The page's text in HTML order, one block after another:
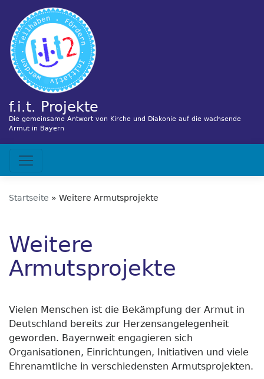
zum
Inhalt
f.i.t. Projekte
Die gemeinsame Antwort von Kirche und Diakonie auf die wachsende
Armut in Bayern
Hauptnavigation
Startseite Weitere Armutsprojekte
Weitere
Armutsprojekte
Vielen Menschen ist die Bekämpfung der Armut in
Deutschland bereits zur Herzensangelegenheit
geworden. Bayernweit engagieren sich
Organisationen, Einrichtungen, Initiativen und viele
Ehrenamtliche in verschiedensten Armutsprojekten.